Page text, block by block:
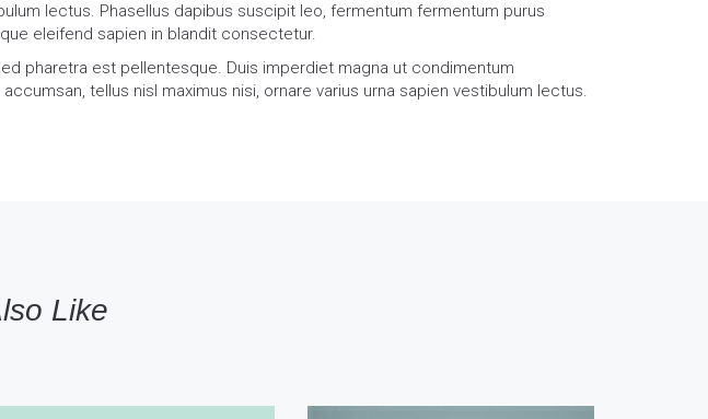
lectus. Phasellus dapibus suscipit leo, fermentum fermentum purus
eleifend sapien in blandit consectetur.
pharetra est pellentesque. Duis imperdiet magna ut condimentum
tellus nisl maximus nisi, ornare varius urna sapien vestibulum lectus.
Like